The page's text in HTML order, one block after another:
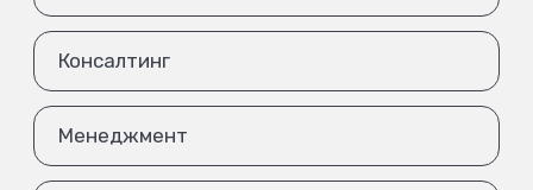
Консалтинг
Менеджмент